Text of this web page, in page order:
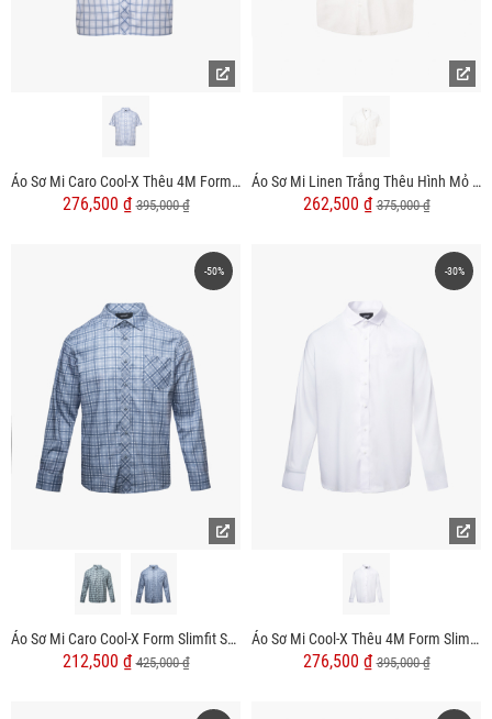
Áo Sơ Mi Caro Cool-X Thêu 4M Form Regular SM193
276,500 ₫395,000 ₫
Áo Sơ Mi Linen Trắng Thêu Hình Mỏ Neo 4M Form Regular SM184 Màu Trắng
262,500 ₫375,000 ₫
-50%
Áo Sơ Mi Caro Cool-X Form Slimfit SM192
212,500 ₫425,000 ₫
-30%
Áo Sơ Mi Cool-X Thêu 4M Form Slimfit SM195
276,500 ₫395,000 ₫